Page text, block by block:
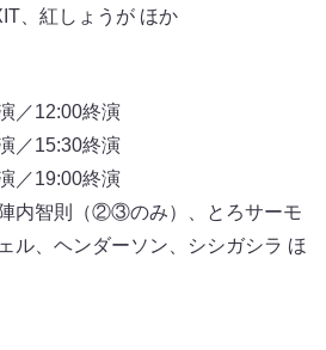
、紅しょうが ほか
／12:00終演
／15:30終演
／19:00終演
内智則（②③のみ）、とろサーモ
ル、ヘンダーソン、シシガシラ ほ